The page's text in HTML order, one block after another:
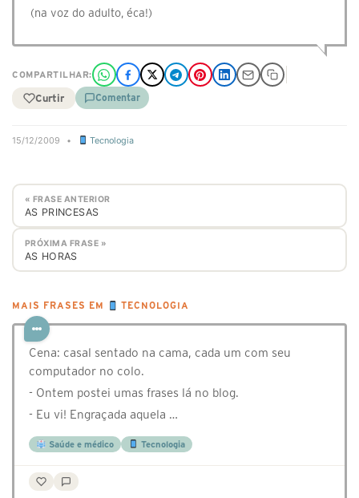
(na voz do adulto, éca!)
COMPARTILHAR:
Curtir Comentar
15/12/2009 • Tecnologia
« FRASE ANTERIOR
AS PRINCESAS
PRÓXIMA FRASE »
AS HORAS
MAIS FRASES EM TECNOLOGIA
Cena: casal sentado na cama, cada um com seu
computador no colo.
- Ontem postei umas frases lá no blog.
- Eu vi! Engraçada aquela …
Saúde e médico Tecnologia